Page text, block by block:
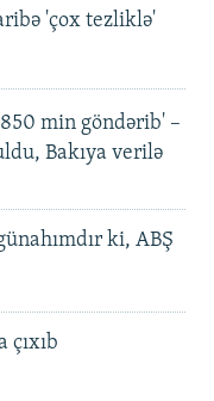
'çox tezliklə'
min göndərib' –
Bakıya verilə
ki, ABŞ
çıxıb